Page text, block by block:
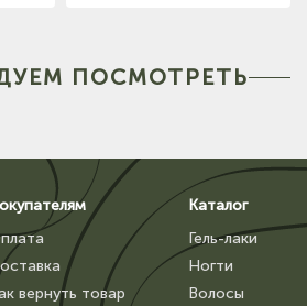
ПОСМОТРЕТЬ
вернуть товар
Каталог
Гель-лаки
Ногти
Волосы